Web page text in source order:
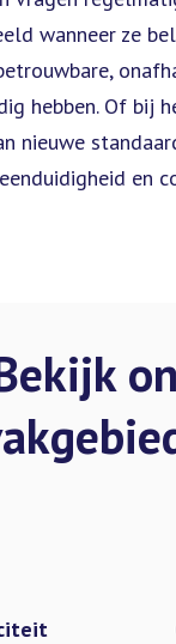
wanneer ze
hebben. Of bij
nieuwe
en